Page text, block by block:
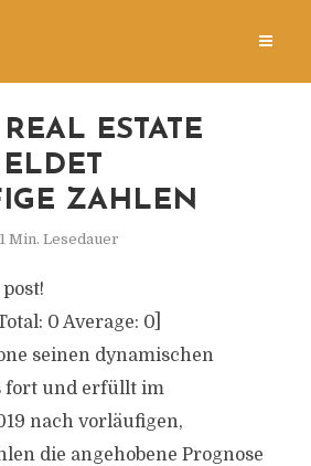
ESTATE
ZAHLEN
1 Min. Lesedauer
0 Average: 0]
seinen dynamischen
fort und erfüllt im
nach vorläufigen,
die angehobene Prognose